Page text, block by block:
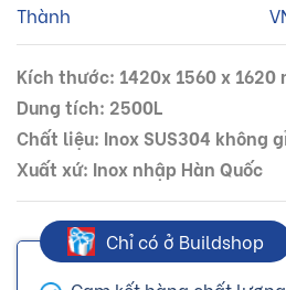
Thành
Kích thước: 1420x 1560 x 1620
Dung tích: 2500L
Chất liệu: Inox SUS304 không
Xuất xứ: Inox nhập Hàn Quốc
Chỉ có ở Buildshop